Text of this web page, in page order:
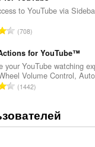
е
н
о
к
:
г
о
е
н
о
к
to YouTube via
В
е
г
о
о
е
н
708
for YouTube™
your YouTube watching
Volume Control,
В
г
1442